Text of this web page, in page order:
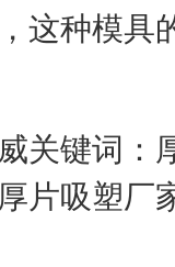
这种模具
关键词：
片吸塑厂